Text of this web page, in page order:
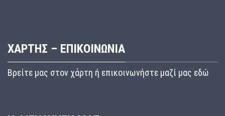
ΧΑΡΤΗΣ – ΕΠΙΚΟΙΝΩΝΙΑ
Βρείτε μας στον χάρτη ή επικοινωνήστε μαζί μας εδώ